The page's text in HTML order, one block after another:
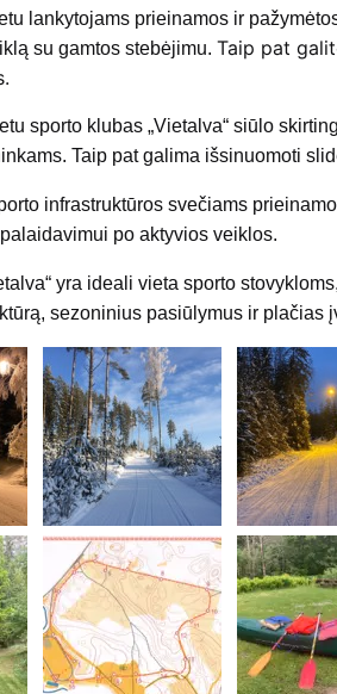
lankytojams prieinamos ir
su gamtos stebėjimu. Taip pat
sporto klubas „Vietalva“ siūlo
Taip pat galima išsinuomoti
infrastruktūros svečiams
po aktyvios veiklos.
yra ideali vieta sporto
sezoninius pasiūlymus ir plačias